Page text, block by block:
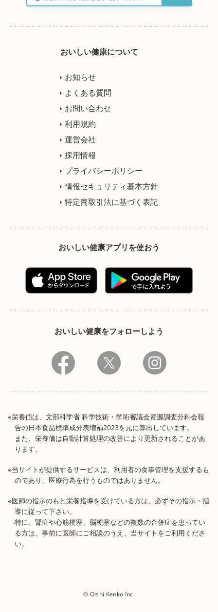
おいしい健康について
お知らせ
よくある質問
お問い合わせ
利用規約
運営会社
採用情報
プライバシーポリシー
情報セキュリティ基本方針
特定商取引法に基づく表記
おいしい健康アプリを使おう
おいしい健康をフォローしよう
※栄養価は、文部科学省 科学技術・学術審議会資源調査分科会報
告の日本食品標準成分表増補2023を元に算出しています。
また、栄養価は自動計算処理の改善により更新されることがあ
ります。
※当サイトが提供するサービスは、利用者の食事管理を支援するも
のであり、医療行為を行うものではありません。
※医師の指示のもと栄養指導を受けている方は、必ずその指示・指
導に従って下さい。
特に、腎症や心筋梗塞、脳梗塞などの複数の合併症を患ってい
る方は、事前に医師にご相談のうえ、当サイトをご利用くださ
い。
© Oishi Kenko Inc.